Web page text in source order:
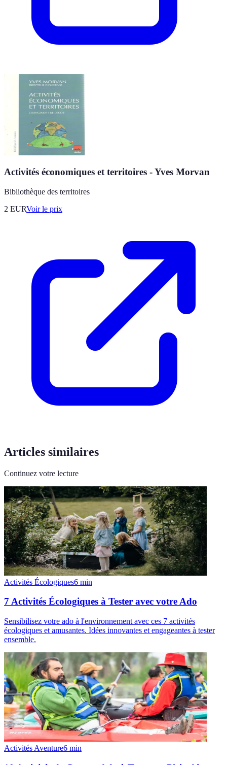
Activités économiques et territoires - Yves Morvan
Bibliothèque des territoires
2 EURVoir le prix
Articles similaires
Continuez votre lecture
Activités Écologiques6 min
7 Activités Écologiques à Tester avec votre Ado
Sensibilisez votre ado à l'environnement avec ces 7 activités
écologiques et amusantes. Idées innovantes et engageantes à tester
ensemble.
Activités Aventure6 min